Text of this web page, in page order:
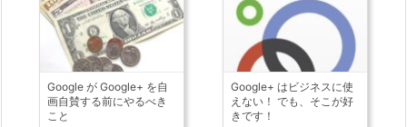
Google が Google+ を自
画自賛する前にやるべき
こと
Google+ はビジネスに使
えない！ でも、そこが好
きです！